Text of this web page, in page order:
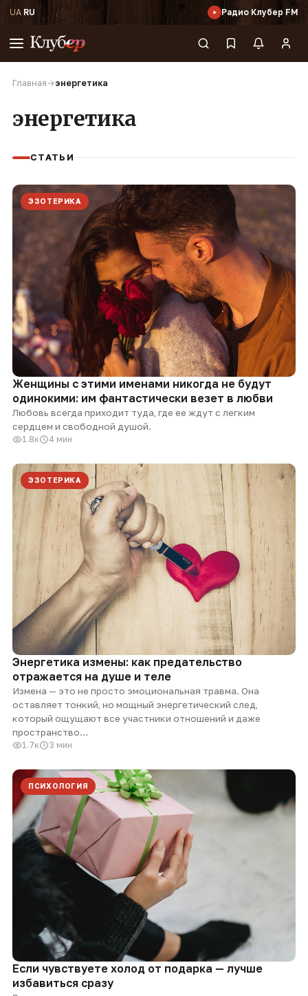
UA·RU Радио Клубер FM
Главная →энергетика
энергетика
СТАТЬИ
ЭЗОТЕРИКА
Женщины с этими именами никогда не будут
одинокими: им фантастически везет в любви
Любовь всегда приходит туда, где ее ждут с легким
сердцем и свободной душой.
1.8к 4 мин
ЭЗОТЕРИКА
Энергетика измены: как предательство
отражается на душе и теле
Измена — это не просто эмоциональная травма. Она
оставляет тонкий, но мощный энергетический след,
который ощущают все участники отношений и даже
пространство…
1.7к 3 мин
ПСИХОЛОГИЯ
Если чувствуете холод от подарка — лучше
избавиться сразу